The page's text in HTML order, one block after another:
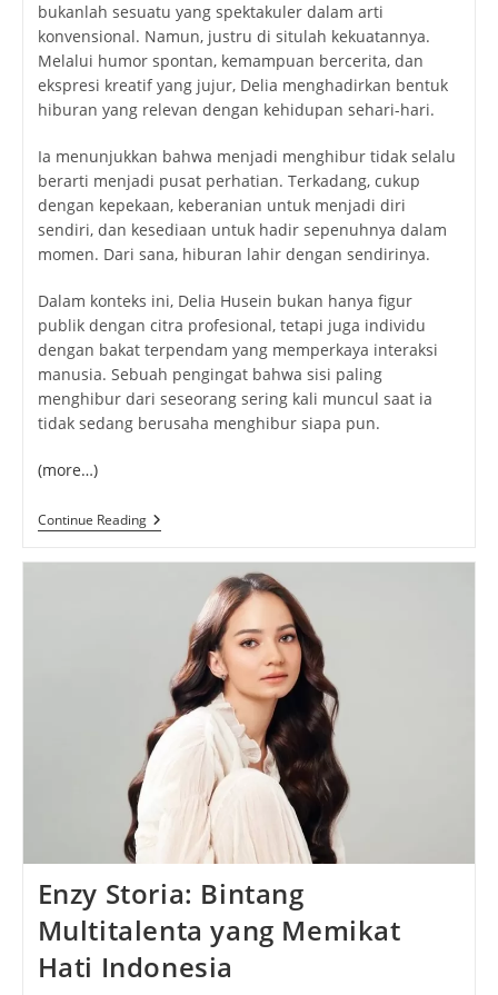
bukanlah sesuatu yang spektakuler dalam arti
konvensional. Namun, justru di situlah kekuatannya.
Melalui humor spontan, kemampuan bercerita, dan
ekspresi kreatif yang jujur, Delia menghadirkan bentuk
hiburan yang relevan dengan kehidupan sehari-hari.
Ia menunjukkan bahwa menjadi menghibur tidak selalu
berarti menjadi pusat perhatian. Terkadang, cukup
dengan kepekaan, keberanian untuk menjadi diri
sendiri, dan kesediaan untuk hadir sepenuhnya dalam
momen. Dari sana, hiburan lahir dengan sendirinya.
Dalam konteks ini, Delia Husein bukan hanya figur
publik dengan citra profesional, tetapi juga individu
dengan bakat terpendam yang memperkaya interaksi
manusia. Sebuah pengingat bahwa sisi paling
menghibur dari seseorang sering kali muncul saat ia
tidak sedang berusaha menghibur siapa pun.
(more…)
Continue ReadingDelia
Husein
Terpendam
Menghibur
Enzy Storia: Bintang
Multitalenta yang Memikat
Hati Indonesia